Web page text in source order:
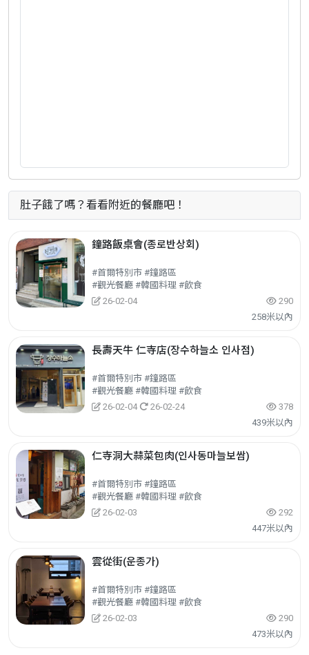
肚子餓了嗎？看看附近的餐廳吧！
鐘路飯桌會(종로반상회)
#首爾特別市 #鐘路區
#觀光餐廳 #韓國料理 #飲食
26-02-04
290
258米以內
長壽天牛 仁寺店(장수하늘소 인사점)
#首爾特別市 #鐘路區
#觀光餐廳 #韓國料理 #飲食
26-02-04
26-02-24
378
439米以內
仁寺洞大蒜菜包肉(인사동마늘보쌈)
#首爾特別市 #鐘路區
#觀光餐廳 #韓國料理 #飲食
26-02-03
292
447米以內
雲從街(운종가)
#首爾特別市 #鐘路區
#觀光餐廳 #韓國料理 #飲食
26-02-03
290
473米以內